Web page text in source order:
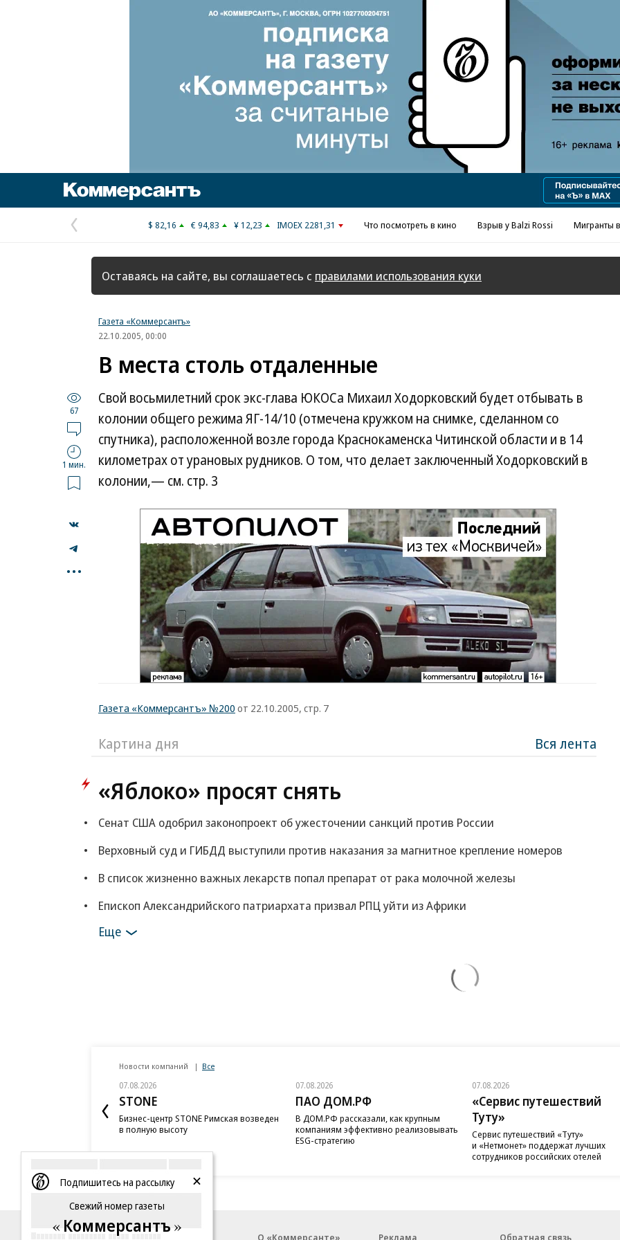
Предыдущая
страница
$ 82,16 € 94,83 ¥ 12,23 IMOEX 2281,31 Что посмотреть в кино Взрыв у Balzi Rossi Мигранты
Оставаясь на сайте, вы соглашаетесь с правилами использования куки
Газета «Коммерсантъ»
22.10.2005, 00:00
В места столь отдаленные
67
1 мин.
...
Свой восьмилетний срок экс-глава ЮКОСа Михаил Ходорковский будет отбывать в
колонии общего режима ЯГ-14/10 (отмечена кружком на снимке, сделанном со
спутника), расположенной возле города Краснокаменска Читинской области и в 14
километрах от урановых рудников. О том, что делает заключенный Ходорковский в
колонии,— см. стр. 3
Газета «Коммерсантъ» №200 от 22.10.2005, стр. 7
Картина дня Вся лента
«Яблоко» просят снять
Сенат США одобрил законопроект об ужесточении санкций против России
Верховный суд и ГИБДД выступили против наказания за магнитное крепление номеров
В список жизненно важных лекарств попал препарат от рака молочной железы
Епископ Александрийского патриархата призвал РПЦ уйти из Африки
Еще
Новости компаний Все
07.08.2026
STONE
Бизнес-центр STONE Римская возведен
в полную высоту
07.08.2026
ПАО ДОМ.РФ
В ДОМ.РФ рассказали, как крупным
компаниям эффективно реализовывать
ESG-стратегию
07.08.2026
«Сервис путешествий
Туту»
Сервис путешествий «Туту»
и «Нетмонет» поддержат лучших
сотрудников российских отелей
Благотворительный фонд О «Коммерсанте» Реклама Обратная связь
Подпишитесь на рассылку
Свежий номер газеты
Коммерсантъ